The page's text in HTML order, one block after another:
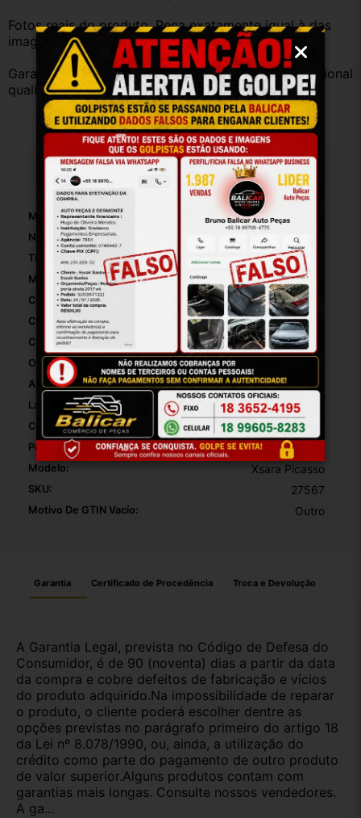
Fotos reais do produto. Peça exatamente igual à das
imagens.
Garantia válida somente com instalação por profissional
qualificado.
Especificações
Marca: Citroen
Número De Peça: 9636498980A91
Tipo De Veículo: Carro/Caminhonete
Material: Plastico
Com Porta-Luvas Central: False
Com Iluminação: False
Con Porta-Copos: False
Origem: Brasil
Altura Da Embalagem: 40
Largura Da Embalagem:
Comprimento Da Embalagem:
Peso Da Embalagem:
Modelo: Xsara Picasso
SKU: 27567
Motivo De GTIN Vacío: Outro
Garantia Certificado de Procedência Troca e Devolução
A Garantia Legal, prevista no Código de Defesa do
Consumidor, é de 90 (noventa) dias a partir da data
da compra e cobre defeitos de fabricação e vícios
do produto adquirido.Na impossibilidade de reparar
o produto, o cliente poderá escolher dentre as
opções previstas no parágrafo primeiro do artigo 18
da Lei nº 8.078/1990, ou, ainda, a utilização do
crédito como parte do pagamento de outro produto
de valor superior.Alguns produtos contam com
garantias mais longas. Consulte nossos vendedores.
A ga...